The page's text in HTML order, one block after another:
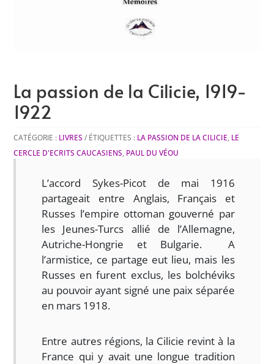
La passion de la Cilicie, 1919-
1922
CATÉGORIE : LIVRES ÉTIQUETTES : LA PASSION DE LA CILICIE, LE
CERCLE D'ECRITS CAUCASIENS, PAUL DU VÉOU
L’accord Sykes-Picot de mai 1916
partageait entre Anglais, Français et
Russes l’empire ottoman gouverné par
les Jeunes-Turcs allié de l’Allemagne,
Autriche-Hongrie et Bulgarie. A
l’armistice, ce partage eut lieu, mais les
Russes en furent exclus, les bolchéviks
au pouvoir ayant signé une paix séparée
en mars 1918.
Entre autres régions, la Cilicie revint à la
France qui y avait une longue tradition